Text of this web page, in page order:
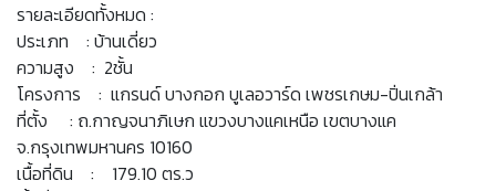
รายละเอียดทั้งหมด :
ประเภท : บ้านเดี่ยว
ความสูง : 2ชั้น
โครงการ : แกรนด์ บางกอก บูเลอวาร์ด เพชรเกษม-ปิ่นเกล้า
ที่ตั้ง : ถ.กาญจนาภิเษก แขวงบางแคเหนือ เขตบางแค
จ.กรุงเทพมหานคร 10160
เนื้อที่ดิน : 179.10 ตร.ว